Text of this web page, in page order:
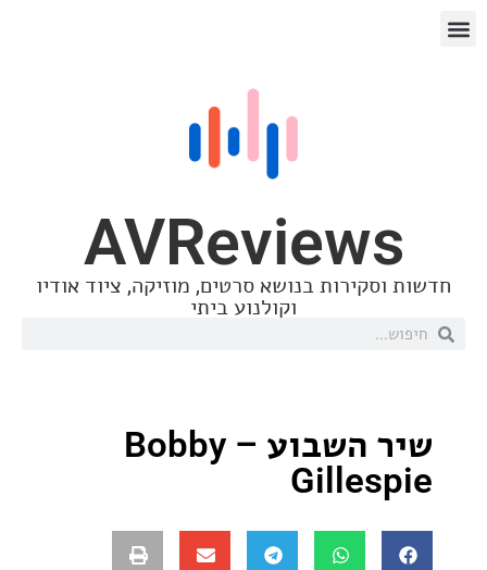
בנושא סרטים, מוזיקה, ציוד אודיו
וקולנוע ביתי
שיר השבוע – Bobby